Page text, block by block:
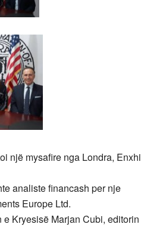
një mysafire nga Londra, Enxhi
analiste financash per nje
Europe Ltd.
Kryesisë Marjan Cubi, editorin